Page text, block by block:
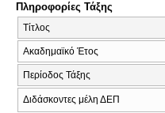
Πληροφορίες Τάξης
Τίτλος
Ακαδημαϊκό Έτος
Περίοδος Τάξης
Διδάσκοντες μέλη ΔΕΠ